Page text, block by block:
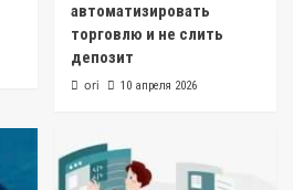
автоматизировать
торговлю и не слить
депозит
ori 10 апреля 2026